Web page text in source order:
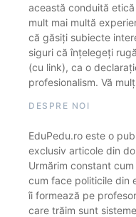
această conduită
mult mai multă
că găsiți subiecte
siguri că înțelegeți
(cu link), ca o
profesionalism. Vă
DESPRE NOI
EduPedu.ro este o
exclusiv articole din
Urmărim constant
cum face politicile din
îi formează pe
care trăim sunt